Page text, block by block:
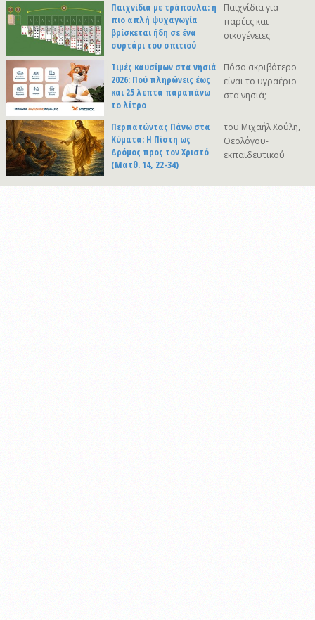
Παιχνίδια με τράπουλα: η
πιο απλή ψυχαγωγία
βρίσκεται ήδη σε ένα
συρτάρι του σπιτιού
Παιχνίδια για
παρέες και
οικογένειες
Τιμές καυσίμων στα νησιά
2026: Πού πληρώνεις έως
και 25 λεπτά παραπάνω
το λίτρο
Πόσο ακριβότερο
είναι το υγραέριο
στα νησιά;
Περπατώντας Πάνω στα
Κύματα: Η Πίστη ως
Δρόμος προς τον Χριστό
(Ματθ. 14, 22-34)
του Μιχαήλ Χούλη,
Θεολόγου-
εκπαιδευτικού